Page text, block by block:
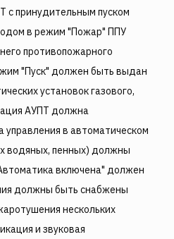
с принудительным пуском
в режим "Пожар" ППУ
противопожарного
"Пуск" должен быть выдан
установок газового,
АУПТ должна
в автоматическом
водяных, пенных) должны
включена" должен
должны быть снабжены
нескольких
и звуковая